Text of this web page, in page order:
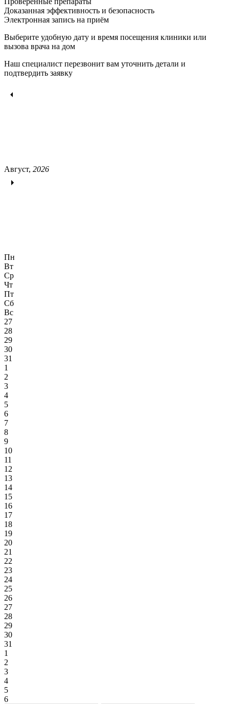
Доказанная эффективность и безопасность
Электронная запись на приём
Выберите удобную дату и время посещения клиники или
вызова врача на дом
Наш специалист перезвонит вам уточнить детали и
подтвердить заявку
Август, 2026
Пн
Вт
Ср
Чт
Пт
Сб
Вс
27
28
29
30
31
1
2
3
4
5
6
7
8
9
10
11
12
13
14
15
16
17
18
19
20
21
22
23
24
25
26
27
28
29
30
31
1
2
3
4
5
6